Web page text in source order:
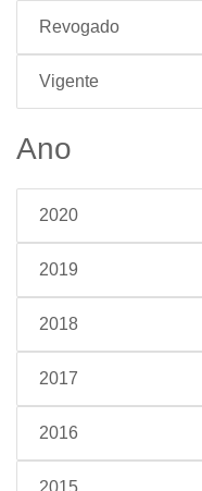
Revogado
Vigente
Ano
2020
2019
2018
2017
2016
2015